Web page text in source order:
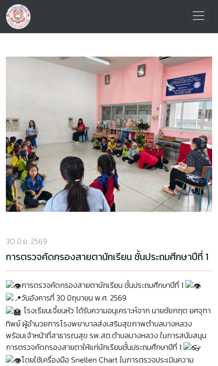
30 มิ.ย. 2569
การตรวจคัดกรองสายตานักเรียน ชั้นประถมศึกษาปีที่ 1
การตรวจคัดกรองสายตานักเรียน ชั้นประถมศึกษาปีที่ 1
วันอังคารที่ 30 มิถุนายน พ.ศ. 2569
โรงเรียนเจี้ยนหัว ได้รับความอนุเคราะห์จาก นายชัยกฤต ยศจุฑา
ทิพย์ ผู้อำนวยการโรงพยาบาลส่งเสริมสุขภาพตำบลบางหลวง
พร้อมเจ้าหน้าที่สาธารณสุข รพ.สต.ตำบลบางหลวง ในการสนับสนุน
การตรวจคัดกรองสายตาให้แก่นักเรียนชั้นประถมศึกษาปีที่ 1
โดยใช้เครื่องมือ Snellen Chart ในการตรวจประเมินความ